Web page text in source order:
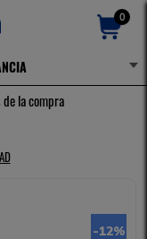
0
la compra
-12%